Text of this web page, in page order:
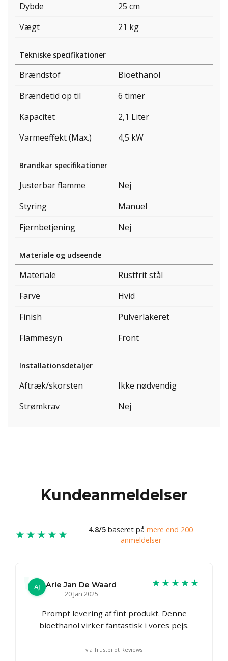
Dybde
25 cm
Vægt
21 kg
Tekniske specifikationer
Brændstof
Bioethanol
Brændetid op til
6 timer
Kapacitet
2,1 Liter
Varmeeffekt (Max.)
4,5 kW
Brandkar specifikationer
Justerbar flamme
Nej
Styring
Manuel
Fjernbetjening
Nej
Materiale og udseende
Materiale
Rustfrit stål
Farve
Hvid
Finish
Pulverlakeret
Flammesyn
Front
Installationsdetaljer
Aftræk/skorsten
Ikke nødvendig
Strømkrav
Nej
Kundeanmeldelser
★★★★★ 4.8/5 baseret på mere end 200
anmeldelser
AJ
Arie Jan De Waard
20 Jan 2025
★★★★★
Prompt levering af fint produkt. Denne
bioethanol virker fantastisk i vores pejs.
via Trustpilot Reviews